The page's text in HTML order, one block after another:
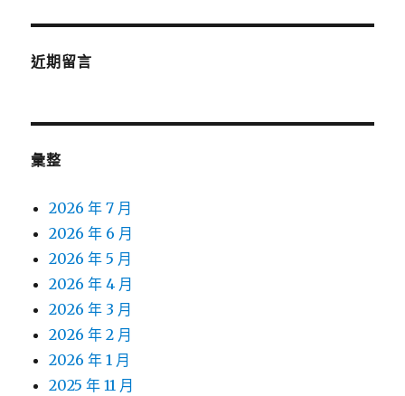
近期留言
彙整
2026 年 7 月
2026 年 6 月
2026 年 5 月
2026 年 4 月
2026 年 3 月
2026 年 2 月
2026 年 1 月
2025 年 11 月